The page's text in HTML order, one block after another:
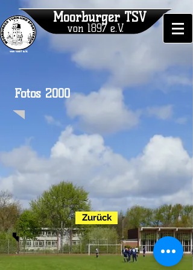
Moorburger TSV
von 1897 e.V.
Zurück
Fotos 2000